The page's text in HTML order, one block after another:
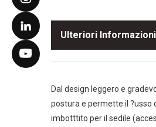
Ulteriori Informazioni
Dal design leggero e
postura e permette il ?usso
imbotttito per il sedile